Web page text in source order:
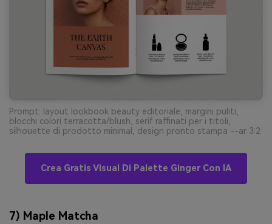
Prompt: layout lookbook beauty editoriale, margini puliti,
blocchi colori terracotta/blush, serif raffinati per i titoli,
silhouette di prodotto minimal, design pronto stampa --ar 3:2
Crea Gratis Visual Di Palette Ginger Con IA
7) Maple Matcha